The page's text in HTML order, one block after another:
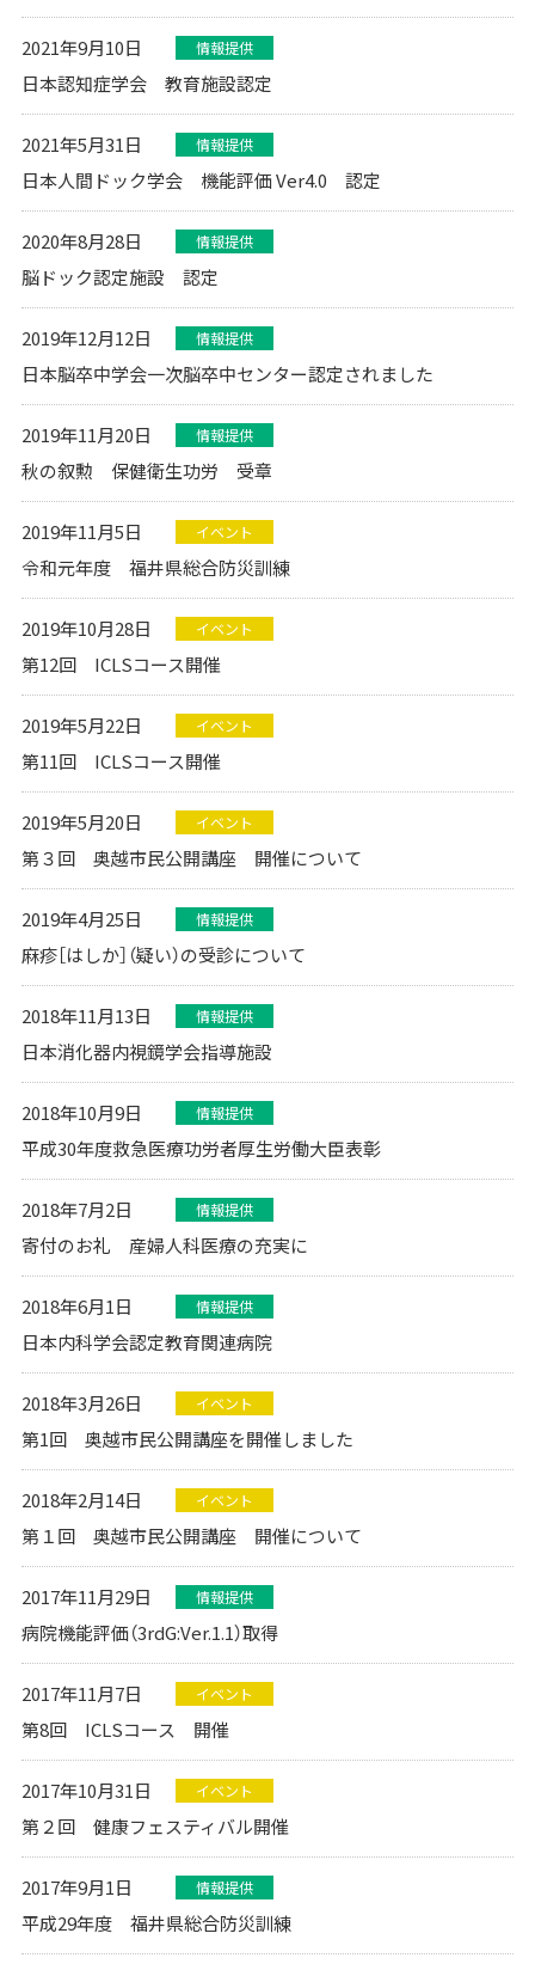
2021年9月10日 情報提供
日本認知症学会 教育施設認定
2021年5月31日 情報提供
日本人間ドック学会 機能評価 Ver4.0 認定
2020年8月28日 情報提供
脳ドック認定施設 認定
2019年12月12日 情報提供
日本脳卒中学会一次脳卒中センター認定されました
2019年11月20日 情報提供
秋の叙勲 保健衛生功労 受章
2019年11月5日 イベント
令和元年度 福井県総合防災訓練
2019年10月28日 イベント
第12回 ICLSコース開催
2019年5月22日 イベント
第11回 ICLSコース開催
2019年5月20日 イベント
第３回 奥越市民公開講座 開催について
2019年4月25日 情報提供
麻疹［はしか］（疑い）の受診について
2018年11月13日 情報提供
日本消化器内視鏡学会指導施設
2018年10月9日 情報提供
平成30年度救急医療功労者厚生労働大臣表彰
2018年7月2日 情報提供
寄付のお礼 産婦人科医療の充実に
2018年6月1日 情報提供
日本内科学会認定教育関連病院
2018年3月26日 イベント
第1回 奥越市民公開講座を開催しました
2018年2月14日 イベント
第１回 奥越市民公開講座 開催について
2017年11月29日 情報提供
病院機能評価（3rdG:Ver.1.1）取得
2017年11月7日 イベント
第8回 ICLSコース 開催
2017年10月31日 イベント
第２回 健康フェスティバル開催
2017年9月1日 情報提供
平成29年度 福井県総合防災訓練